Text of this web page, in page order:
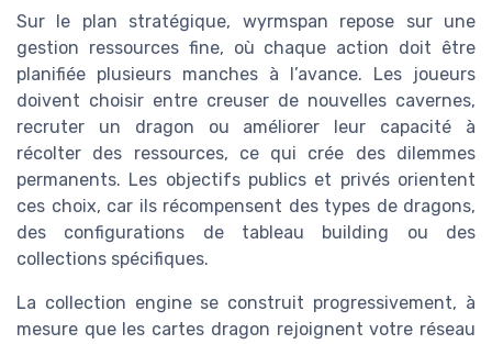
Sur le plan stratégique, wyrmspan repose sur une
gestion ressources fine, où chaque action doit être
planifiée plusieurs manches à l’avance. Les joueurs
doivent choisir entre creuser de nouvelles cavernes,
recruter un dragon ou améliorer leur capacité à
récolter des ressources, ce qui crée des dilemmes
permanents. Les objectifs publics et privés orientent
ces choix, car ils récompensent des types de dragons,
des configurations de tableau building ou des
collections spécifiques.
La collection engine se construit progressivement, à
mesure que les cartes dragon rejoignent votre réseau